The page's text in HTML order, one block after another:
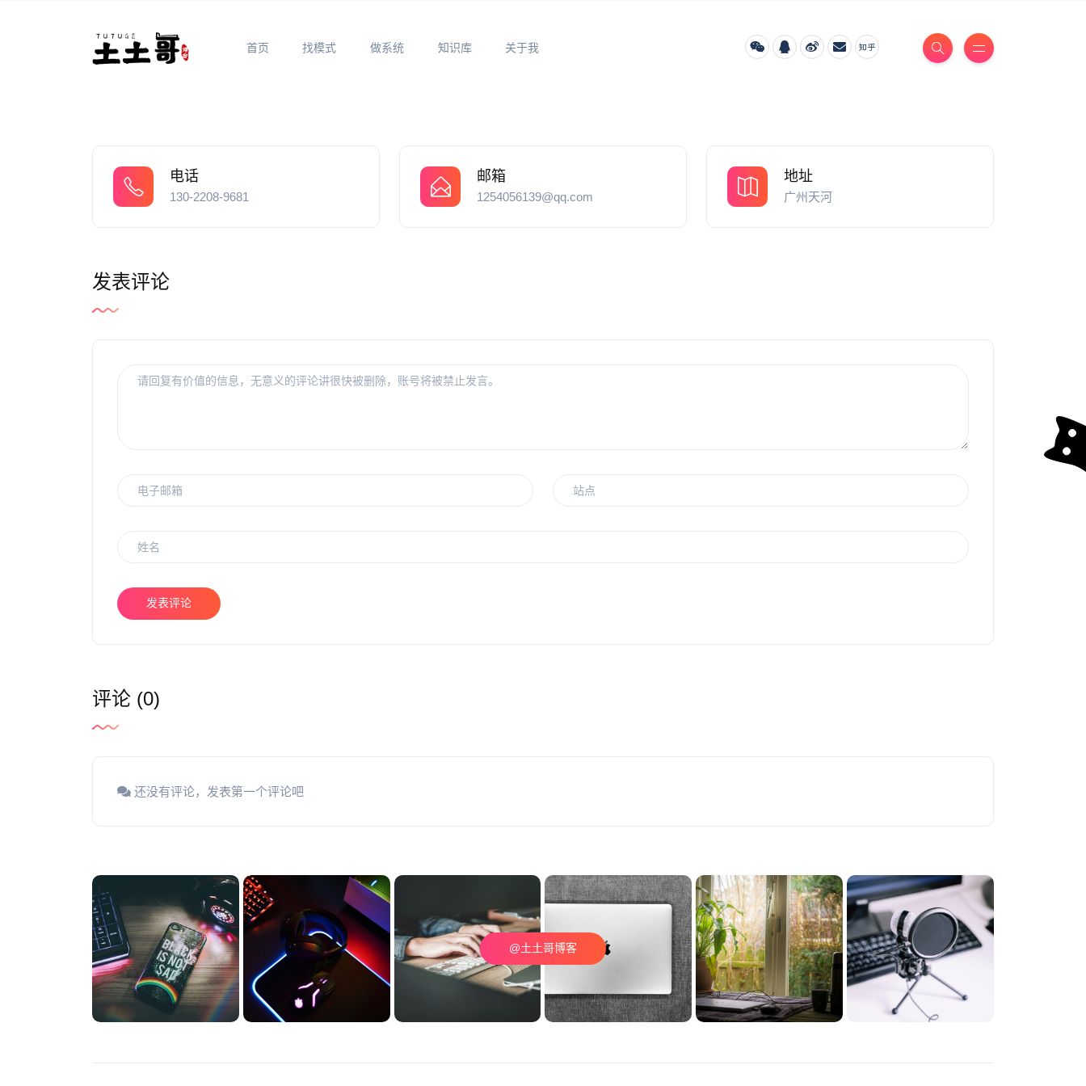
首页 找模式 做系统 知识库 关于我
电话
130-2208-9681
邮箱
1254056139@qq.com
地址
广州天河
发表评论
发表评论
评论 (0)
还没有评论，发表第一个评论吧
@土土哥博客